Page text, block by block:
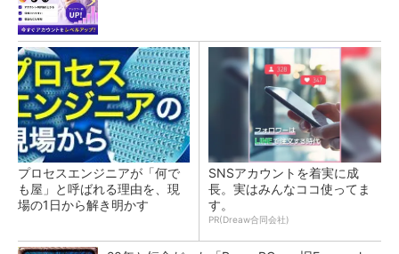
プロセスエンジニアが「何で
も屋」と呼ばれる理由を、現
場の1日から解き明かす
SNSアカウントを着実に成
長。実はみんなココ使ってま
す。
PR(Dreaw合同会社)